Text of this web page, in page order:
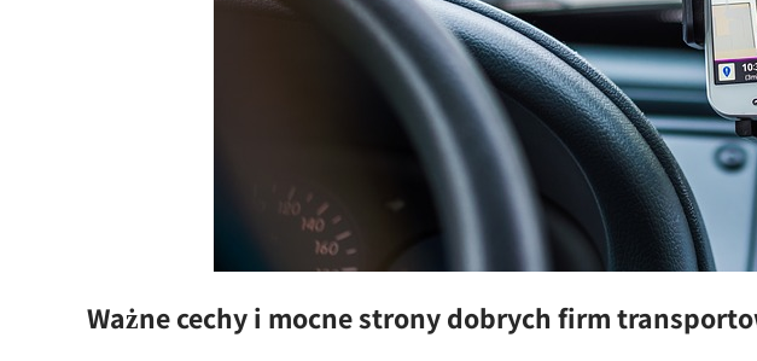
Ważne cechy i mocne strony dobrych firm